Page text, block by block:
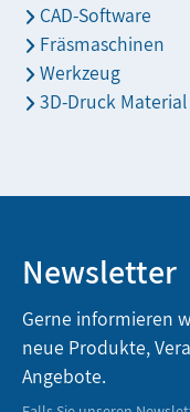
CAD-Software
Fräsmaschinen
Werkzeug
3D-Druck Material
Newsletter
Gerne informieren
neue Produkte,
Angebote.